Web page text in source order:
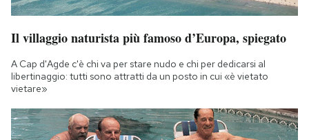
Il villaggio naturista più famoso d’Europa, spiegato
A Cap d'Agde c'è chi va per stare nudo e chi per dedicarsi al
libertinaggio: tutti sono attratti da un posto in cui «è vietato
vietare»